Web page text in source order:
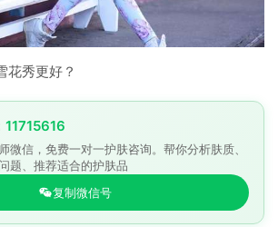
花秀更好？
11715616
微信，免费一对一护肤咨询。帮你分析肤质、
题、推荐适合的护肤品
复制微信号